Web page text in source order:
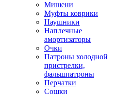
Мишени
Муфты коврики
Наушники
Наплечные
амортизаторы
Очки
Патроны холодной
пристрелки,
фальшпатроны
Перчатки
Сошки